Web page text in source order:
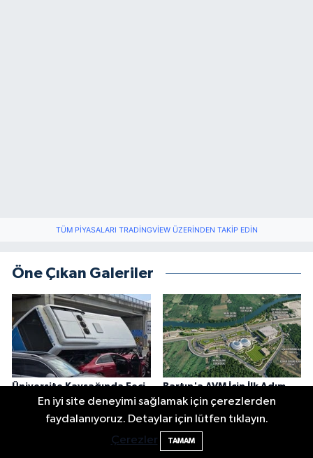
TÜM PIYASALARI TRADINGVIEW ÜZERINDEN TAKIP EDIN
Öne Çıkan Galeriler
Üniversite Kavşağında Feci
Bartın'a AVM İçin İlk Adım
Atıldı
En iyi site deneyimi sağlamak için çerezlerden
faydalanıyoruz. Detaylar için lütfen tıklayın.
Çerezler
TAMAM